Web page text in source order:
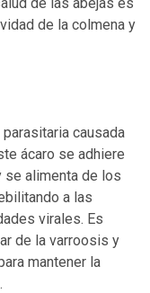
de la colmena y
causada
ácaro se adhiere
se alimenta de los
a las
virales. Es
de la varroosis y
mantener la